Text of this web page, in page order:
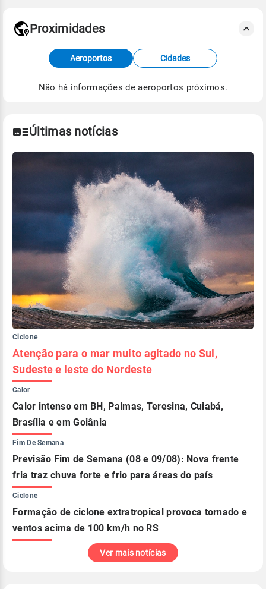
Fonte: dados combinados de estações
meteorológicas e satélite do Centro de Previsão
de Tempo e Estudos Climáticos (CPTEC).
Para obter mais informações sobre os dados
Proximidades
Aeroportos Cidades
Não há informações de aeroportos próximos.
Últimas notícias
Ciclone
Atenção para o mar muito agitado no Sul,
Sudeste e leste do Nordeste
Calor
Calor intenso em BH, Palmas, Teresina, Cuiabá,
Brasília e em Goiânia
Fim De Semana
Previsão Fim de Semana (08 e 09/08): Nova frente
fria traz chuva forte e frio para áreas do país
Ciclone
Formação de ciclone extratropical provoca tornado e
ventos acima de 100 km/h no RS
Ver mais notícias